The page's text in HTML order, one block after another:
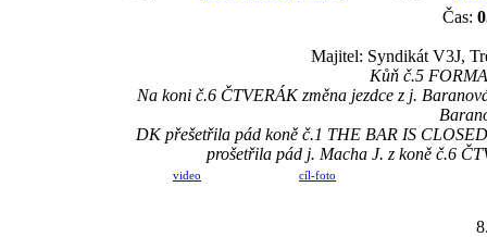
Čas:
Majitel: Syndikát V3J,
Kůň č.5
Na koni č.6 ČTVERÁK změna jezdce z j.
DK přešetřila pád koně č.1 THE BAR IS
prošetřila pád j. Macha J. z koně č.6
video cíl-foto